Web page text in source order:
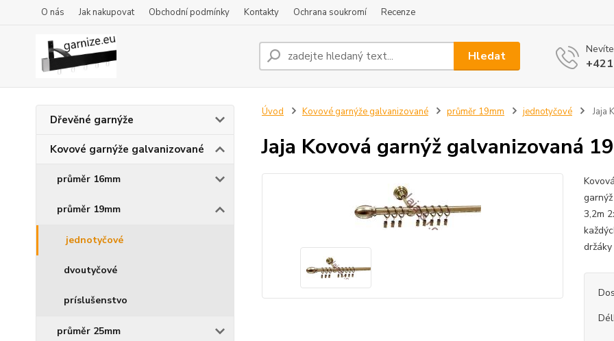
O nás Jak nakupovat Obchodní podmínky Kontakty Ochrana soukromí Recenze
Hledat
Dřevěné garnýže
Kovové garnýže galvanizované
průměr 16mm
průměr 19mm
jednotyčové
dvoutyčové
príslušenstvo
průměr 25mm
Úvod Kovové garnýže galvanizované průměr 19mm jednotyčové Jaja
Jaja Kovová garnýž galvanizovaná
3,2m